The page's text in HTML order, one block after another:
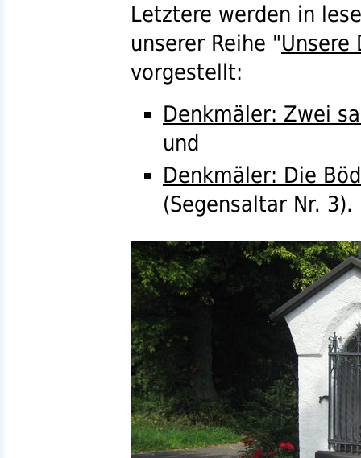
Letztere werden in
unserer Reihe "Unsere
vorgestellt:
Denkmäler: Zwei
und
Denkmäler: Die
(Segensaltar Nr. 3).